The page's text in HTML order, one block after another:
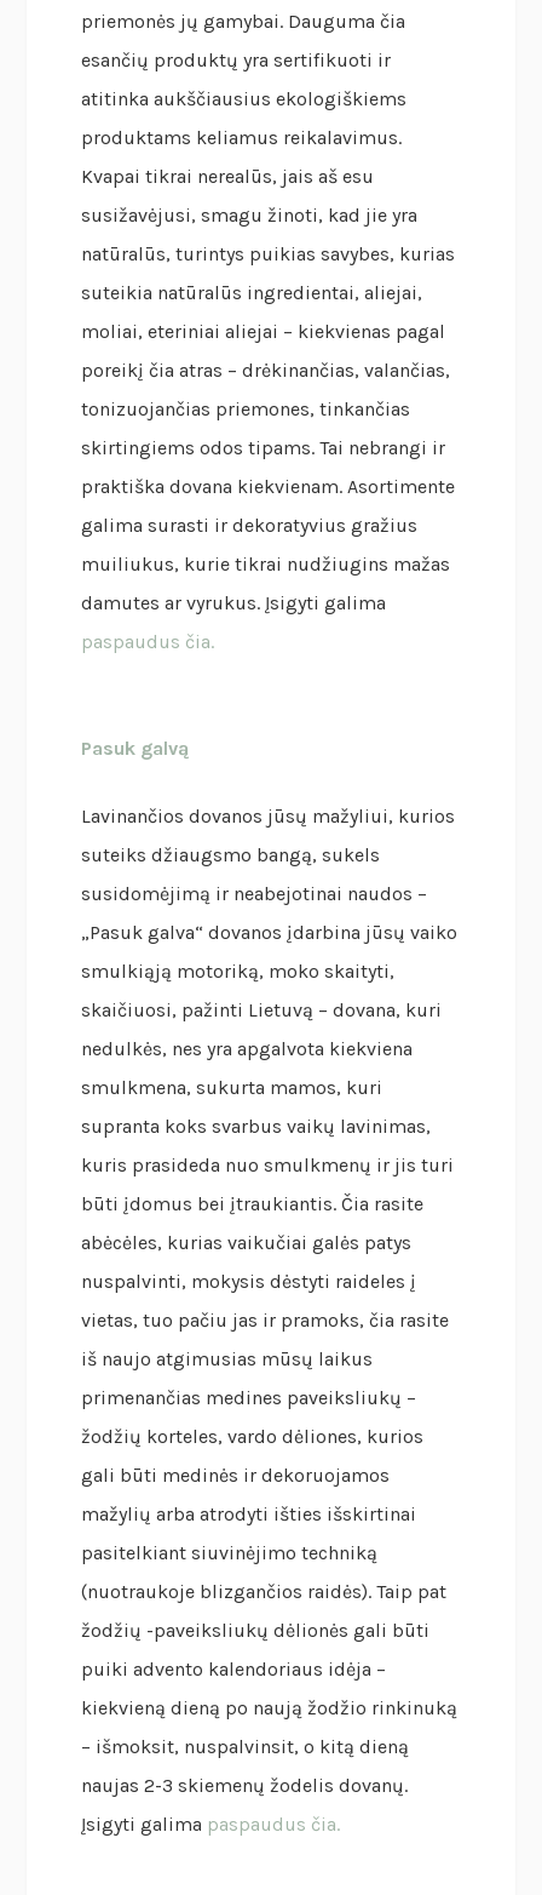
priemonės jų gamybai. Dauguma čia
esančių produktų yra sertifikuoti ir
atitinka aukščiausius ekologiškiems
produktams keliamus reikalavimus.
Kvapai tikrai nerealūs, jais aš esu
susižavėjusi, smagu žinoti, kad jie yra
natūralūs, turintys puikias savybes, kurias
suteikia natūralūs ingredientai, aliejai,
moliai, eteriniai aliejai – kiekvienas pagal
poreikį čia atras – drėkinančias, valančias,
tonizuojančias priemones, tinkančias
skirtingiems odos tipams. Tai nebrangi ir
praktiška dovana kiekvienam. Asortimente
galima surasti ir dekoratyvius gražius
muiliukus, kurie tikrai nudžiugins mažas
damutes ar vyrukus. Įsigyti galima
paspaudus čia.
Pasuk galvą
Lavinančios dovanos jūsų mažyliui, kurios
suteiks džiaugsmo bangą, sukels
susidomėjimą ir neabejotinai naudos –
„Pasuk galva“ dovanos įdarbina jūsų vaiko
smulkiąją motoriką, moko skaityti,
skaičiuosi, pažinti Lietuvą – dovana, kuri
nedulkės, nes yra apgalvota kiekviena
smulkmena, sukurta mamos, kuri
supranta koks svarbus vaikų lavinimas,
kuris prasideda nuo smulkmenų ir jis turi
būti įdomus bei įtraukiantis. Čia rasite
abėcėles, kurias vaikučiai galės patys
nuspalvinti, mokysis dėstyti raideles į
vietas, tuo pačiu jas ir pramoks, čia rasite
iš naujo atgimusias mūsų laikus
primenančias medines paveiksliukų –
žodžių korteles, vardo dėliones, kurios
gali būti medinės ir dekoruojamos
mažylių arba atrodyti išties išskirtinai
pasitelkiant siuvinėjimo techniką
(nuotraukoje blizgančios raidės). Taip pat
žodžių -paveiksliukų dėlionės gali būti
puiki advento kalendoriaus idėja –
kiekvieną dieną po naują žodžio rinkinuką
– išmoksit, nuspalvinsit, o kitą dieną
naujas 2-3 skiemenų žodelis dovanų.
Įsigyti galima paspaudus čia.